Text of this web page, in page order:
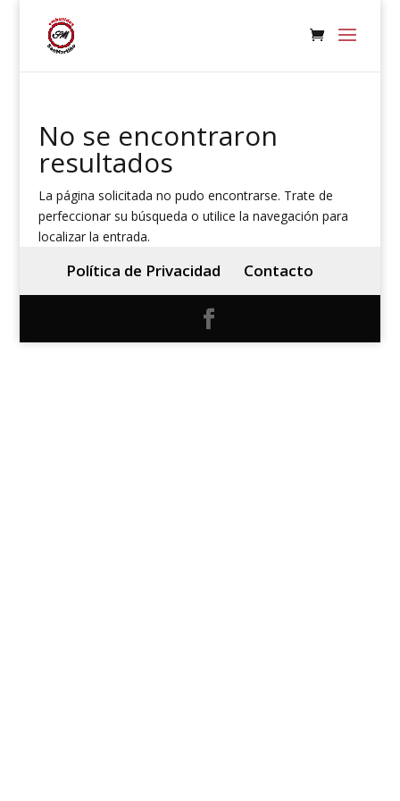
No se encontraron
resultados
La página solicitada no pudo encontrarse. Trate de
perfeccionar su búsqueda o utilice la navegación para
localizar la entrada.
Política de Privacidad Contacto